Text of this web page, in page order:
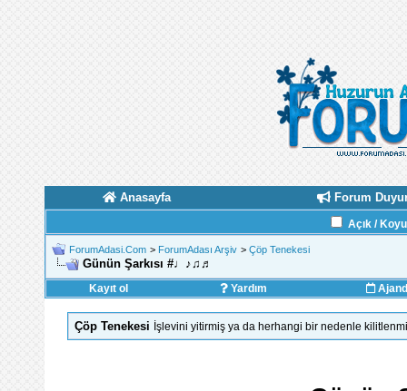
Anasayfa Forum
Açık /
ForumAdasi.Com > ForumAdası Arşiv > Çöp Tenekesi
Günün Şarkısı #♩♪♫♬
Kayıt ol Yardım
Çöp Tenekesi İşlevini yitirmiş ya da herhangi bir nedenle